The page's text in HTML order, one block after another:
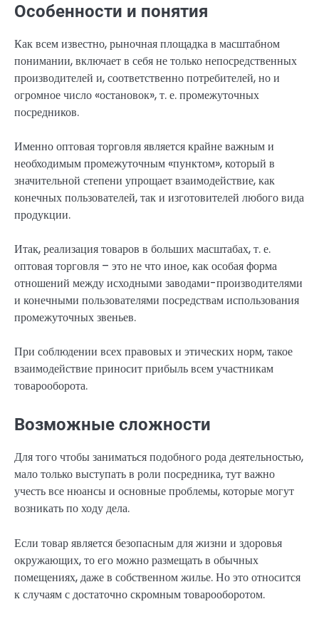
Особенности и понятия
Как всем известно, рыночная площадка в масштабном
понимании, включает в себя не только непосредственных
производителей и, соответственно потребителей, но и
огромное число «остановок», т. е. промежуточных
посредников.
Именно оптовая торговля является крайне важным и
необходимым промежуточным «пунктом», который в
значительной степени упрощает взаимодействие, как
конечных пользователей, так и изготовителей любого вида
продукции.
Итак, реализация товаров в больших масштабах, т. е.
оптовая торговля – это не что иное, как особая форма
отношений между исходными заводами-производителями
и конечными пользователями посредствам использования
промежуточных звеньев.
При соблюдении всех правовых и этических норм, такое
взаимодействие приносит прибыль всем участникам
товарооборота.
Возможные сложности
Для того чтобы заниматься подобного рода деятельностью,
мало только выступать в роли посредника, тут важно
учесть все нюансы и основные проблемы, которые могут
возникать по ходу дела.
Если товар является безопасным для жизни и здоровья
окружающих, то его можно размещать в обычных
помещениях, даже в собственном жилье. Но это относится
к случаям с достаточно скромным товарооборотом.